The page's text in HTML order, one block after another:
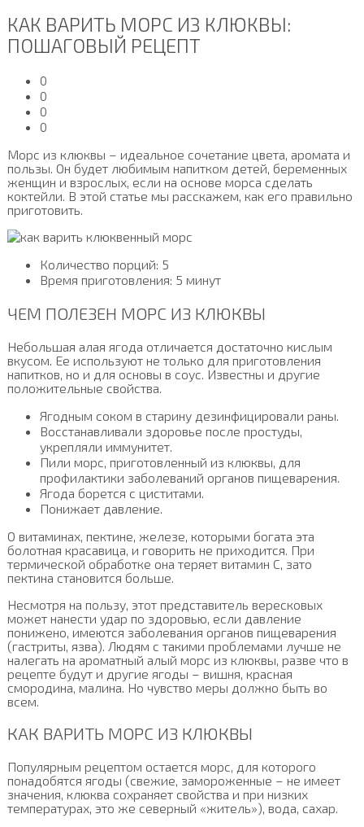
КАК ВАРИТЬ МОРС ИЗ КЛЮКВЫ:
ПОШАГОВЫЙ РЕЦЕПТ
0
0
0
0
Морс из клюквы – идеальное сочетание цвета, аромата и
пользы. Он будет любимым напитком детей, беременных
женщин и взрослых, если на основе морса сделать
коктейли. В этой статье мы расскажем, как его правильно
приготовить.
Количество порций: 5
Время приготовления: 5 минут
ЧЕМ ПОЛЕЗЕН МОРС ИЗ КЛЮКВЫ
Небольшая алая ягода отличается достаточно кислым
вкусом. Ее используют не только для приготовления
напитков, но и для основы в соус. Известны и другие
положительные свойства.
Ягодным соком в старину дезинфицировали раны.
Восстанавливали здоровье после простуды,
укрепляли иммунитет.
Пили морс, приготовленный из клюквы, для
профилактики заболеваний органов пищеварения.
Ягода борется с циститами.
Понижает давление.
О витаминах, пектине, железе, которыми богата эта
болотная красавица, и говорить не приходится. При
термической обработке она теряет витамин С, зато
пектина становится больше.
Несмотря на пользу, этот представитель вересковых
может нанести удар по здоровью, если давление
понижено, имеются заболевания органов пищеварения
(гастриты, язва). Людям с такими проблемами лучше не
налегать на ароматный алый морс из клюквы, разве что в
рецепте будут и другие ягоды – вишня, красная
смородина, малина. Но чувство меры должно быть во
всем.
КАК ВАРИТЬ МОРС ИЗ КЛЮКВЫ
Популярным рецептом остается морс, для которого
понадобятся ягоды (свежие, замороженные – не имеет
значения, клюква сохраняет свойства и при низких
температурах, это же северный «житель»), вода, сахар.